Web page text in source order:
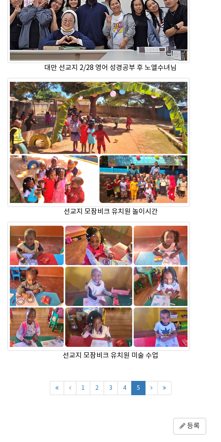
대만 선교지 2/28 영어 성경공부 후 노엘수녀님
선교지 모잠비크 유치원 놀이시간
선교지 모잠비크 유치원 미술 수업
1 2 3 4 5
등록